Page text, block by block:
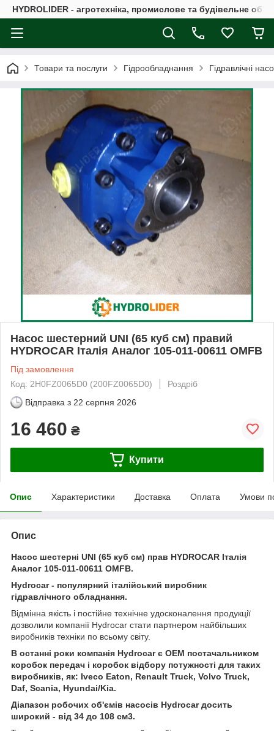
HYDROLIDER - агротехніка, промислове та будівельне
Товари та послуги Гідрообладнання Гідравлічні
Насос шестерний UNI (65 куб см) правий
HYDROCAR Італія Аналог 105-011-00611 OMFB
Під замовлення
Код: 2H0FZ0065D0 (200FZ0065D0)
Роздріб
Відправка з 22 серпня 2026
16 460 ₴
Купити
Опис Характеристики Доставка Оплата Умови
Опис
Насос шестерні UNI (65 куб см) прав HYDROCAR Італія
Аналог 105-011-00611 OMFB.
Hydrocar - популярний італійський виробник
гідравлічного обладнання.
Відмінна якість і постійне технічне удосконалення продукції
дозволили компанії Hydrocar стати партнером найбільших
виробників техніки по всьому світу.
В останні роки компанія Hydrocar є OEM постачальником
коробок передач і коробок відбору потужності для таких
виробників, як: Iveco Eaton, Renault Truck, Volvo Truck,
Daf, Scania, Hyundai/Kia.
Діапазон робочих об'ємів насосів Hydrocar досить
широкий - від 34 до 108 см3.